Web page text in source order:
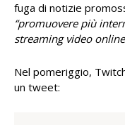
fuga di notizie
“promuovere più
streaming video
Nel pomeriggio,
un tweet: